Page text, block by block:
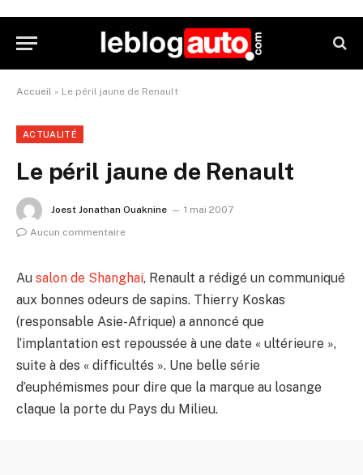
Accueil » Le péril jaune de Renault
ACTUALITÉ
Le péril jaune de Renault
Joest Jonathan Ouaknine
1 mai 2007
Aucun commentaire
Au salon de Shanghai, Renault a rédigé un communiqué
aux bonnes odeurs de sapins. Thierry Koskas
(responsable Asie-Afrique) a annoncé que
l’implantation est repoussée à une date « ultérieure »,
suite à des « difficultés ». Une belle série
d’euphémismes pour dire que la marque au losange
claque la porte du Pays du Milieu.